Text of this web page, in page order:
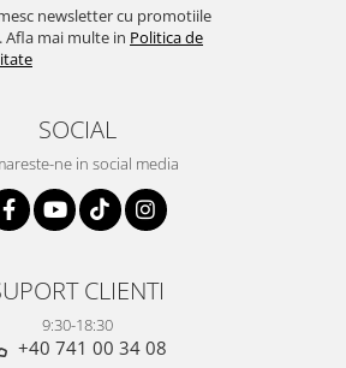
newsletter cu promotiile
Afla mai multe in Politica de
SOCIAL
ne in social media
CLIENTI
9:30-18:30
+40 741 00 34 08